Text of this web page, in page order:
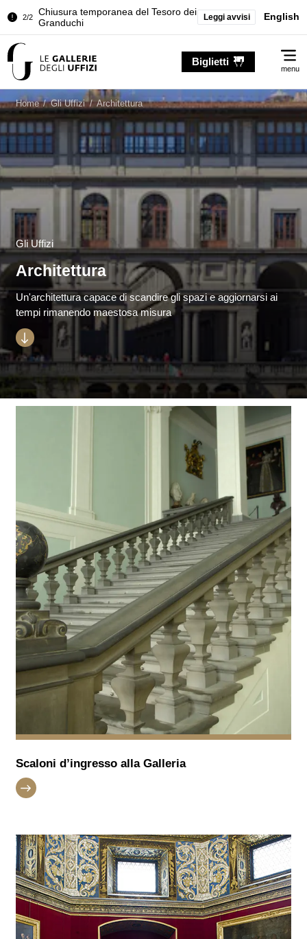
1/2
Palazzo Pitti. Temporanea chiusura
della Sala dell'Iliade
Granduchi
della Sala dell'Iliade
2/2
Chiusura temporanea del Tesoro dei
Granduchi
Leggi avvisi English
Biglietti
menu
Home / Gli Uffizi / Architettura
Gli Uffizi
Architettura
Un'architettura capace di scandire gli spazi e aggiornarsi ai
tempi rimanendo maestosa misura
Scaloni d’ingresso alla Galleria